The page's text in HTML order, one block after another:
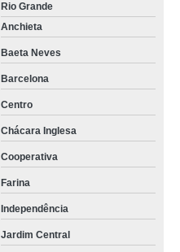
Rio Grande
Anchieta
Baeta Neves
Barcelona
Centro
Chácara Inglesa
Cooperativa
Farina
Independência
Jardim Central